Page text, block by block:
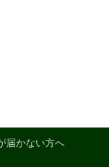
届かない方へ